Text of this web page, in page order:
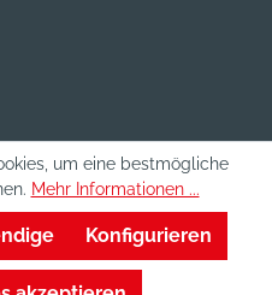
um eine bestmögliche
Mehr Informationen ...
Konfigurieren